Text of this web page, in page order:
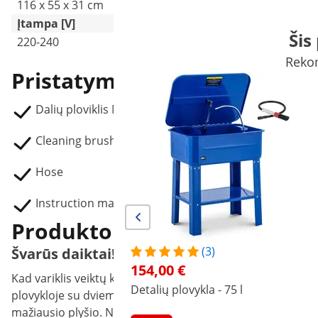
116 x 55 x 31 cm
Įtampa [V]
220-240
Pristatymo pakuotė
Dalių ploviklis MSW-WPW-150:
Cleaning brush
Hose
Instruction manual
(3)
154,00 €
Detalių plovykla - 75 l
Produkto aprašymas
Švarūs daiktai! Dalių poveržlė iš MSW
Kad variklis veiktų kaip gerai sutepta mašina, prieš
plovykloje su dviem praustuvais! Įpilkite valymo
mažiausio plyšio. Naudodami vandens pagrindo tirpiklį,